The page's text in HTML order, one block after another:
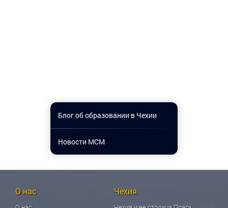
Блог об образовании в Чехии
Новости МСМ
О нас Чехия